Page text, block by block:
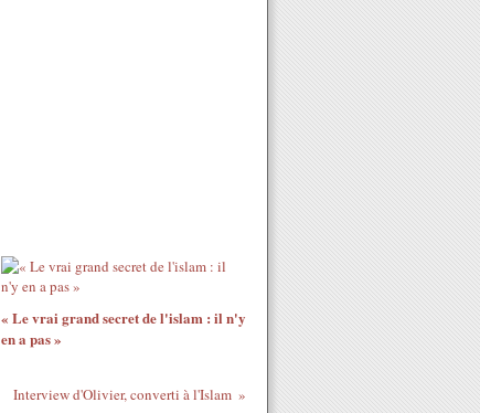
« Le vrai grand secret de l'islam : il n'y
en a pas »
Interview d'Olivier, converti à l'Islam